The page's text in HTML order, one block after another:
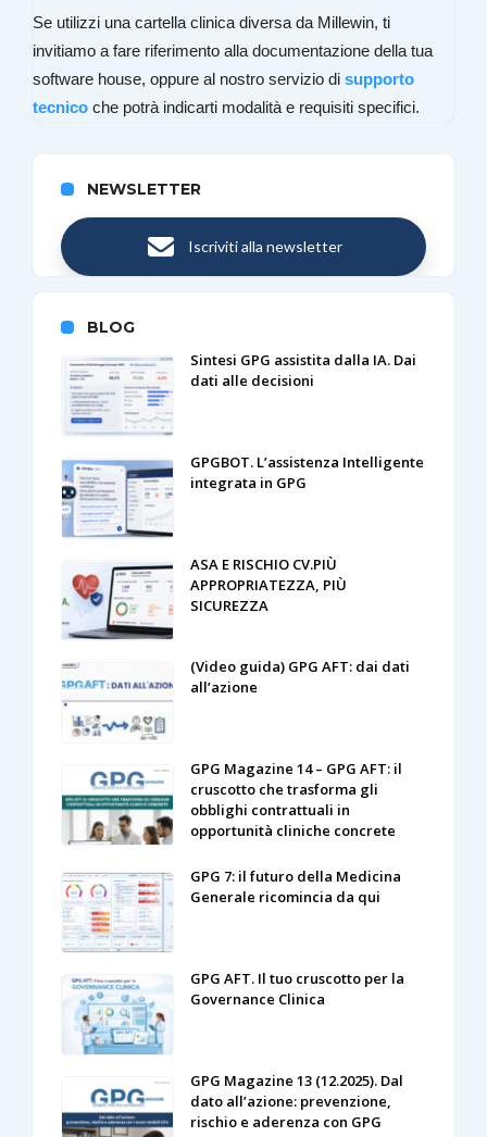
Se utilizzi una cartella clinica diversa da Millewin, ti
invitiamo a fare riferimento alla documentazione della tua
software house, oppure al nostro servizio di supporto
tecnico che potrà indicarti modalità e requisiti specifici.
NEWSLETTER
Iscriviti alla newsletter
BLOG
Sintesi GPG assistita dalla IA. Dai
dati alle decisioni
GPGBOT. L’assistenza Intelligente
integrata in GPG
ASA E RISCHIO CV.PIÙ
APPROPRIATEZZA, PIÙ
SICUREZZA
(Video guida) GPG AFT: dai dati
all’azione
GPG Magazine 14 – GPG AFT: il
cruscotto che trasforma gli
obblighi contrattuali in
opportunità cliniche concrete
GPG 7: il futuro della Medicina
Generale ricomincia da qui
GPG AFT. Il tuo cruscotto per la
Governance Clinica
GPG Magazine 13 (12.2025). Dal
dato all’azione: prevenzione,
rischio e aderenza con GPG